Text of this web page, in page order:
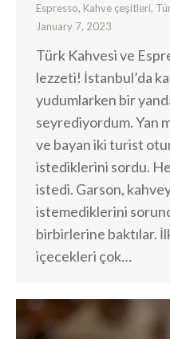
Espresso, Kahve çeşitleri,
January 7, 2023
Türk Kahvesi ve
lezzeti! İstanbul’da
yudumlarken bir
seyrediyordum. Yan
ve bayan iki turist
istediklerini sordu.
istedi. Garson,
istemediklerini
birbirlerine baktılar.
içecekleri çok…